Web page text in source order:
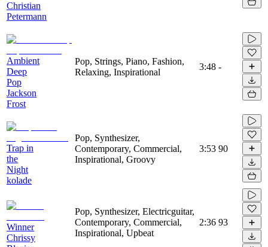
Christian
Petermann
Ambient
Deep
Pop
Jackson
Frost
Pop, Strings, Piano, Fashion,
Relaxing, Inspirational
3:48 -
Trap in
the
Night
kolade
Pop, Synthesizer,
Contemporary, Commercial,
Inspirational, Groovy
3:53 90
Winner
Chrissy
Pop, Synthesizer, Electricguitar,
Contemporary, Commercial,
Inspirational, Upbeat
2:36 93